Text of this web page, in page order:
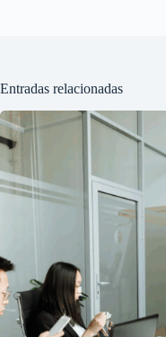
Entradas relacionadas